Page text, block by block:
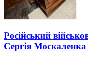
Російський
Сергія Москаленка